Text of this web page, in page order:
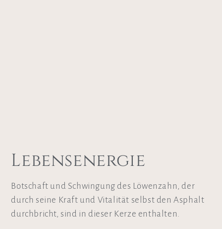
Lebensenergie
Botschaft und Schwingung des Löwenzahn, der
durch seine Kraft und Vitalität selbst den Asphalt
durchbricht, sind in dieser Kerze enthalten.